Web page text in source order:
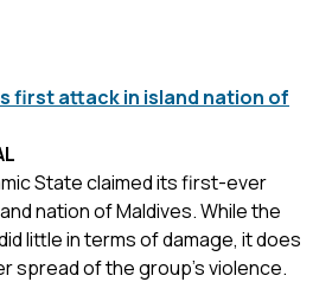
first attack in island nation of
State claimed its first-ever
nation of Maldives. While the
little in terms of damage, it does
spread of the group’s violence.